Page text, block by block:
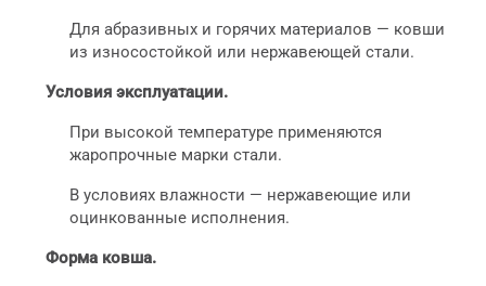
Для абразивных и горячих материалов — ковши
из износостойкой или нержавеющей стали.
Условия эксплуатации.
При высокой температуре применяются
жаропрочные марки стали.
В условиях влажности — нержавеющие или
оцинкованные исполнения.
Форма ковша.